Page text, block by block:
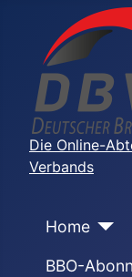
Die Online-
Verbands
Home
BBO-